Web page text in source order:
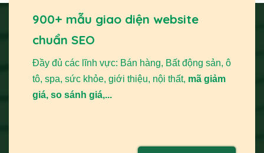
900+ mẫu giao diện website
chuẩn SEO
Đầy đủ các lĩnh vực: Bán hàng, Bất động sản, ô
tô, spa, sức khỏe, giới thiệu, nội thất, mã giảm
giá, so sánh giá,...